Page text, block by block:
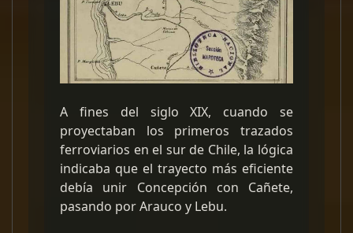
A fines del siglo XIX, cuando se
proyectaban los primeros trazados
ferroviarios en el sur de Chile, la lógica
indicaba que el trayecto más eficiente
debía unir Concepción con Cañete,
pasando por Arauco y Lebu.